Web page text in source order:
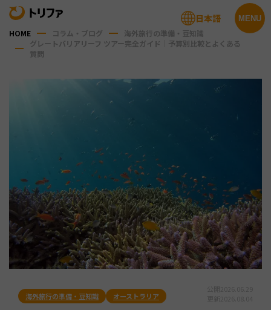
MENU
日本語
HOME コラム・ブログ
海外旅行の準備・豆知識
グレートバリアリーフ ツアー完全ガイド｜予算別比較とよくある
質問
海外旅行の準備・豆知識 オーストラリア